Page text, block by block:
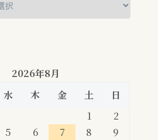
2026年8月
水 木 金 土
日
1
2
5 6 7 8
9